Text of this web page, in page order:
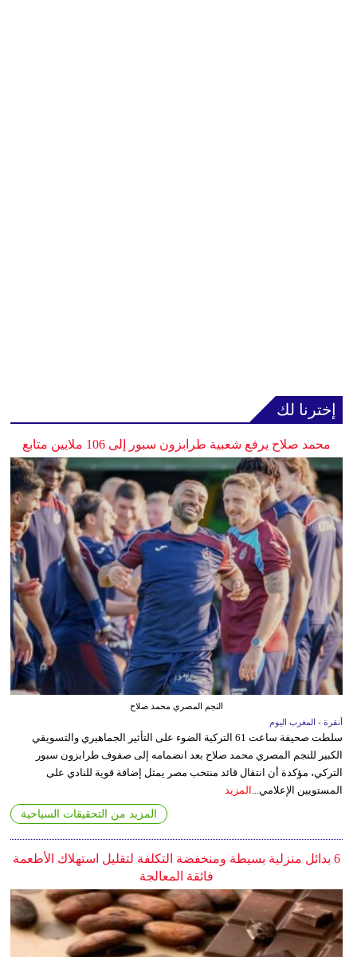
إخترنا لك
محمد صلاح يرفع شعبية طرابزون سبور إلى 106 ملايين متابع
النجم المصري محمد صلاح
أنقرة - المغرب اليوم
سلطت صحيفة ساعت 61 التركية الضوء على التأثير الجماهيري والتسويقي
الكبير للنجم المصري محمد صلاح بعد انضمامه إلى صفوف طرابزون سبور
التركي، مؤكدة أن انتقال قائد منتخب مصر يمثل إضافة قوية للنادي على
المستويين الإعلامي...
المزيد
المزيد من التحقيقات السياحية
6 بدائل منزلية بسيطة ومنخفضة التكلفة لتقليل استهلاك الأطعمة
فائقة المعالجة